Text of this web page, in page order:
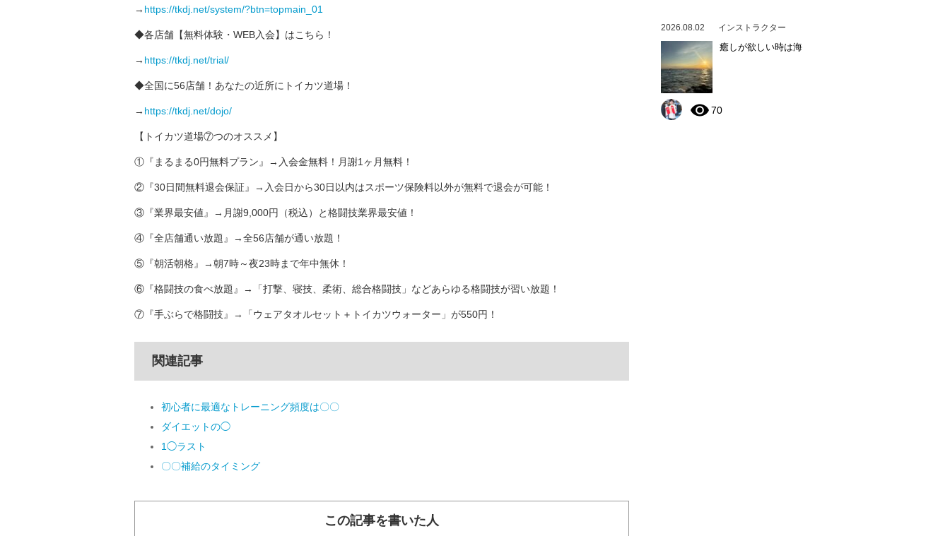
→ https://tkdj.net/system/?btn=topmain_01
◆各店舗【無料体験・WEB入会】はこちら！
→ https://tkdj.net/trial/
◆全国に56店舗！あなたの近所にトイカツ道場！
→ https://tkdj.net/dojo/
【トイカツ道場⑦つのオススメ】
①『まるまる0円無料プラン』→入会金無料！月謝1ヶ月無料！
②『30日間無料退会保証』→入会日から30日以内はスポーツ保険料以外が無料で退会が可能！
③『業界最安値』→月謝9,000円（税込）と格闘技業界最安値！
④『全店舗通い放題』→全56店舗が通い放題！
⑤『朝活朝格』→朝7時～夜23時まで年中無休！
⑥『格闘技の食べ放題』→「打撃、寝技、柔術、総合格闘技」などあらゆる格闘技が習い放題！
⑦『手ぶらで格闘技』→「ウェアタオルセット＋トイカツウォーター」が550円！
関連記事
初心者に最適なトレーニング頻度は〇〇
ダイエットの◯
1◯ラスト
〇〇補給のタイミング
この記事を書いた人
2026.08.02 インストラクター
癒しが欲しい時は海
70